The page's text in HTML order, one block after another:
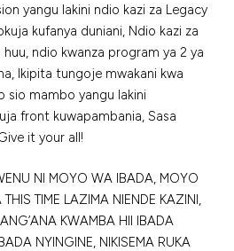
yangu lakini ndio kazi za Legacy
kufanya duniani, Ndio kazi za
ndio kwanza program ya 2 ya
Ikipita tungoje mwakani kwa
sio mambo yangu lakini
front kuwapambania, Sasa
it your all!
NI MOYO WA IBADA, MOYO
TIME LAZIMA NIENDE KAZINI,
KWAMBA HII IBADA
NYINGINE, NIKISEMA RUKA